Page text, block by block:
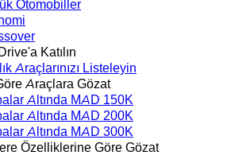
Otomobiller
Katılın
Araçlarınızı Listeleyin
Araçlara Gözat
Altında MAD 150K
Altında MAD 200K
Altında MAD 300K
Özelliklerine Göre Gözat